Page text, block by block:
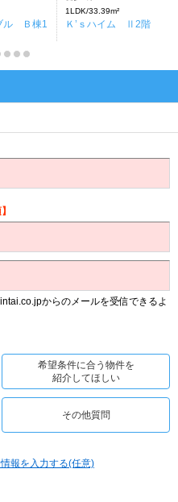
ル Ｂ棟1
1LDK/33.39m²
Ｋ’ｓハイム Ⅱ2階
からのメールを受信できるよ
希望条件に合う物件を
紹介してほしい
その他質問
報を入力する(任意)